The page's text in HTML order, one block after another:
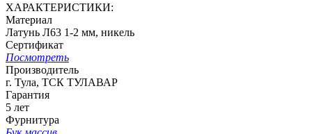
ХАРАКТЕРИСТИКИ:
Материал
Латунь Л63 1-2 мм, никель
Сертификат
Посмотреть
Производитель
г. Тула, ТСК ТУЛАВАР
Гарантия
5 лет
Фурнитура